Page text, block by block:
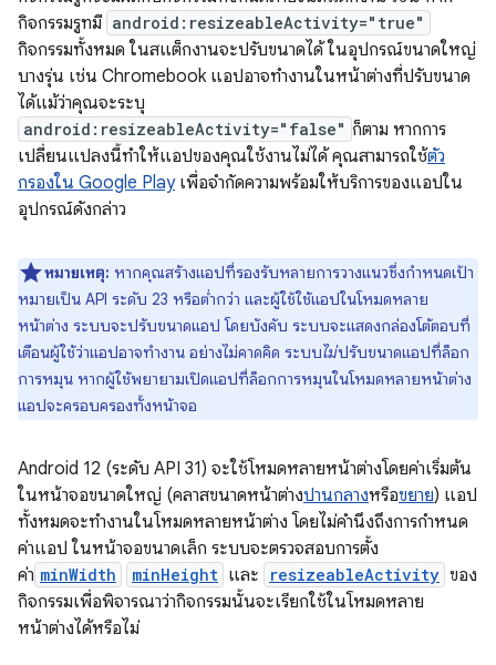
กิจกรรมรูทมี android:resizeableActivity="true"
กิจกรรมทั้งหมด ในสแต็กงานจะปรับขนาดได้ ในอุปกรณ์ขนาดใหญ่
บางรุ่น เช่น Chromebook แอปอาจทำงานในหน้าต่างที่ปรับขนาด
ได้แม้ว่าคุณจะระบุ
android:resizeableActivity="false" ก็ตาม หากการ
เปลี่ยนแปลงนี้ทำให้แอปของคุณใช้งานไม่ได้ คุณสามารถใช้ตัว
กรองใน Google Playเพื่อจำกัดความพร้อมให้บริการของแอปใน
อุปกรณ์ดังกล่าว
หมายเหตุ: หากคุณสร้างแอปที่รองรับหลายการวางแนวซึ่งกำหนดเป้า
หมายเป็น API ระดับ 23 หรือต่ำกว่า และผู้ใช้ใช้แอปในโหมดหลาย
หน้าต่าง ระบบจะปรับขนาดแอป โดยบังคับ ระบบจะแสดงกล่องโต้ตอบที่
เตือนผู้ใช้ว่าแอปอาจทำงาน อย่างไม่คาดคิด ระบบไม่ปรับขนาดแอปที่ล็อก
การหมุน หากผู้ใช้พยายามเปิดแอปที่ล็อกการหมุนในโหมดหลายหน้าต่าง
แอปจะครอบครองทั้งหน้าจอ
Android 12 (ระดับ API 31) จะใช้โหมดหลายหน้าต่างโดยค่าเริ่มต้น
ในหน้าจอขนาดใหญ่ (คลาสขนาดหน้าต่างปานกลางหรือขยาย) แอป
ทั้งหมดจะทำงานในโหมดหลายหน้าต่าง โดยไม่คำนึงถึงการกำหนด
ค่าแอป ในหน้าจอขนาดเล็ก ระบบจะตรวจสอบการตั้ง
ค่า minWidth minHeight และ resizeableActivity ของ
กิจกรรมเพื่อพิจารณาว่ากิจกรรมนั้นจะเรียกใช้ในโหมดหลาย
หน้าต่างได้หรือไม่